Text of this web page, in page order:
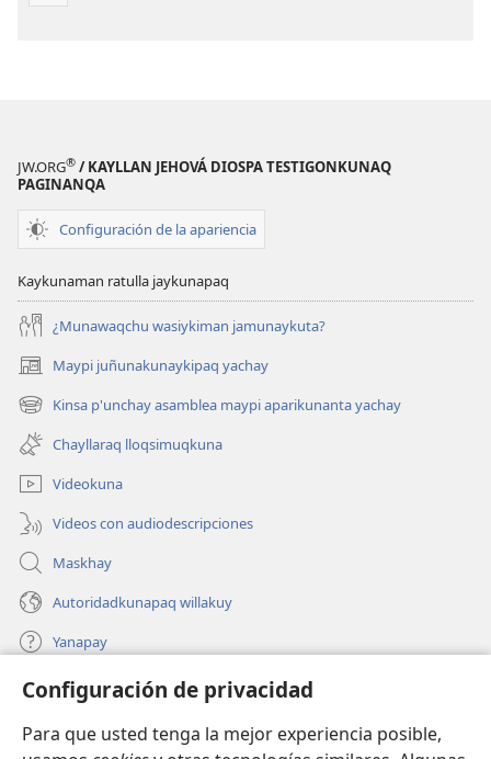
Configuración de privacidad
Para que usted tenga la mejor experiencia posible,
JW.ORG® / KAYLLAN JEHOVÁ DIOSPA TESTIGONKUNAQ
PAGINANQA
Configuración de la apariencia
Kaykunaman ratulla jaykunapaq
¿Munawaqchu wasiykiman jamunaykuta?
Maypi juñunakunaykipaq yachay
(abre
una
nueva
ventana)
Kinsa p'unchay asamblea maypi aparikunanta yachay
(abre
una
nueva
ventana)
Chayllaraq lloqsimuqkuna
Videokuna
Videos con audiodescripciones
Maskhay
Autoridadkunapaq willakuy
Yanapay
Donacionta churanapaq
una